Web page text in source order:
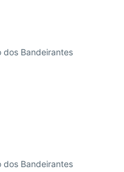
dos Bandeirantes
dos Bandeirantes